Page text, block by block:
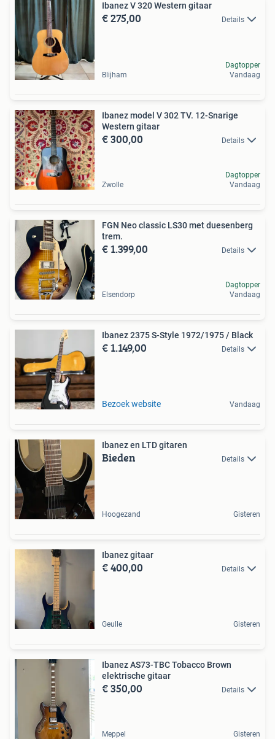
Ibanez V 320 Western gitaar
€ 275,00 Details
Blijham
Dagtopper
Vandaag
Ibanez model V 302 TV. 12-Snarige
Western gitaar
€ 300,00 Details
Zwolle
Dagtopper
Vandaag
FGN Neo classic LS30 met duesenberg
trem.
€ 1.399,00 Details
Elsendorp
Dagtopper
Vandaag
Ibanez 2375 S-Style 1972/1975 / Black
€ 1.149,00 Details
Bezoek website Vandaag
Ibanez en LTD gitaren
Bieden Details
Hoogezand Gisteren
Ibanez gitaar
€ 400,00 Details
Geulle Gisteren
Ibanez AS73-TBC Tobacco Brown
elektrische gitaar
€ 350,00 Details
Meppel Gisteren